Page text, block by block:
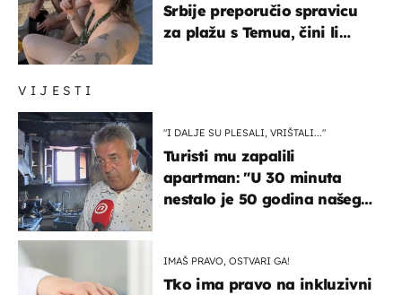
VIJESTI
"I DALJE SU PLESALI, VRIŠTALI..."
Turisti mu zapalili
apartman: "U 30 minuta
nestalo je 50 godina našeg
IMAŠ PRAVO, OSTVARI GA!
Tko ima pravo na inkluzivni
Srbije preporučio spravicu
za plažu s Temua, čini li